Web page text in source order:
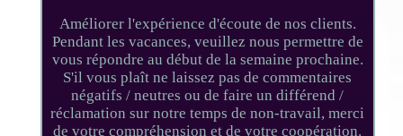
Améliorer l'expérience d'écoute de nos clients.
Pendant les vacances, veuillez nous permettre de
vous répondre au début de la semaine prochaine.
S'il vous plaît ne laissez pas de commentaires
négatifs / neutres ou de faire un différend /
réclamation sur notre temps de non-travail, merci
de votre compréhension et de votre coopération.